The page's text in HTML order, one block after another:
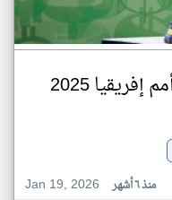
2025
Jan 19, 2026
منذ ٦ أشهر